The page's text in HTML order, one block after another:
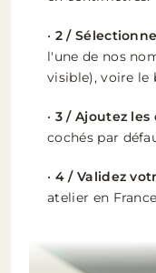
• 2 /
l'une de nos
visible), voire le
• 3 / Ajoutez les
cochés par
• 4 / Validez
atelier en